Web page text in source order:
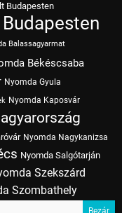
Budapesten
Balassagyarmat
Békéscsaba
Nyomda Gyula
Nyomda Kaposvár
Nyomda Nagykanizsa
Nyomda Salgótarján
Szekszárd
Szombathely